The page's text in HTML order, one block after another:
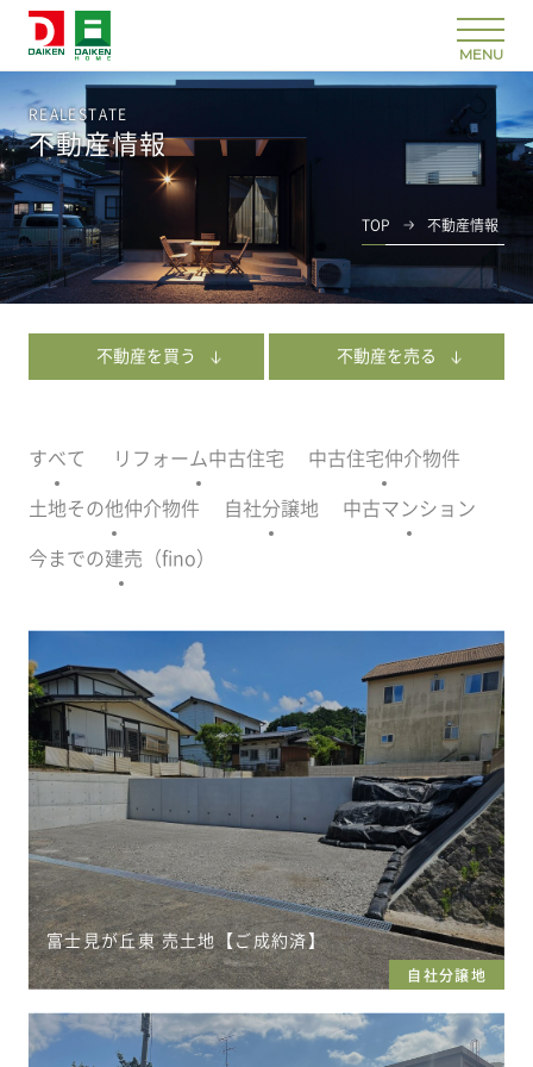
REALESTATE
不動産情報
TOP 不動産情報
不動産を買う 不動産を売る
すべて リフォーム中古住宅 中古住宅仲介物件
土地その他仲介物件 自社分譲地 中古マンション
今までの建売（fino）
富士見が丘東 売土地【ご成約済】
自社分譲地